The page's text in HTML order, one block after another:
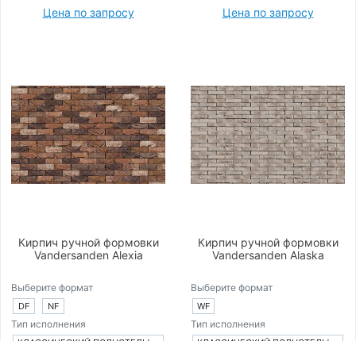
Цена по запросу
Цена по запросу
Кирпич ручной формовки
Vandersanden Alexia
Выберите формат
DF NF
Тип исполнения
Кирпич ручной формовки
Vandersanden Alaska
Выберите формат
WF
Тип исполнения